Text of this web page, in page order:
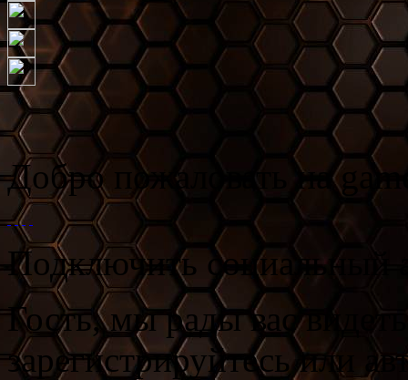
Добро пожаловать на
Подключить социальный
Гость, мы рады вас
зарегистрируйтесь или